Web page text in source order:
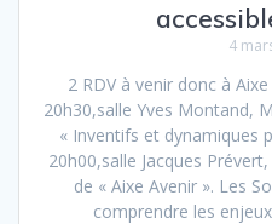
4
2 RDV à venir donc à
20h30,salle Yves Montand,
« Inventifs et dynamiques
20h00,salle Jacques
de « Aixe Avenir ». Les
comprendre les